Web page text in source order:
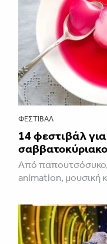
ΦΕΣΤΙΒΑΛ
14 φεστιβάλ
Από παπουτσόσυκο,
animation, μουσική